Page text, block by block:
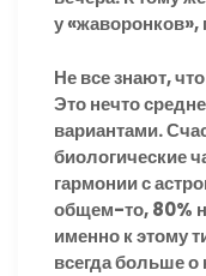
у
Не все знают,
Это нечто
вариантами.
биологические
гармонии с
общем-то, 80%
именно к этому
всегда больше о